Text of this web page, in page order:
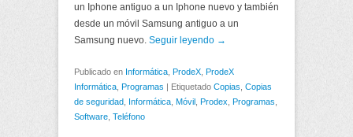
un Iphone antiguo a un Iphone nuevo y también
desde un móvil Samsung antiguo a un
Samsung nuevo. Seguir leyendo →
Publicado en Informática ProdeX ProdeX
Informática Programas | Etiquetado Copias Copias
de seguridad Informática Móvil Prodex Programas
Software Teléfono